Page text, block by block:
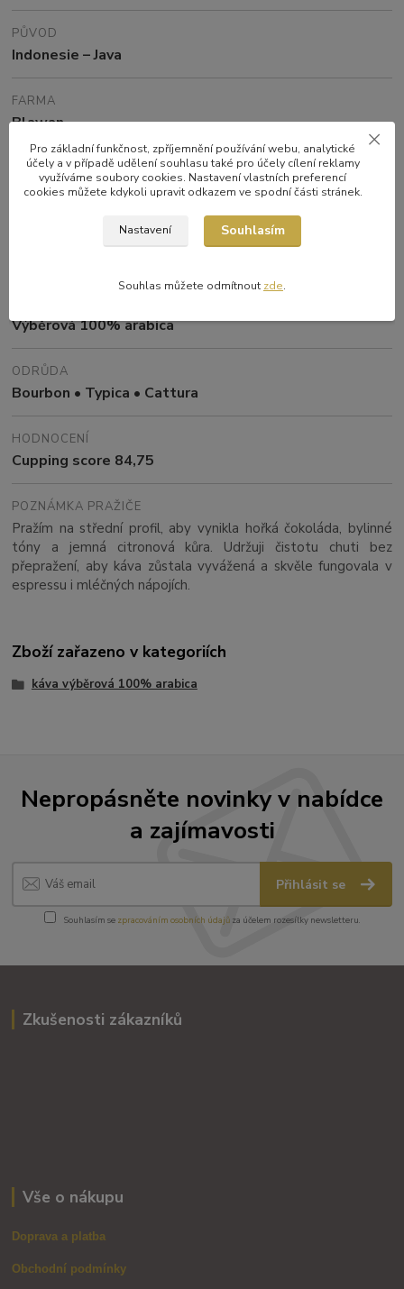
PŮVOD
Indonesie – Java
FARMA
Blawan
ZPRACOVÁNÍ
Washed
NADMOŘSKÁ VÝŠKA
Výběrová 100% arabica
ODRŮDA
Bourbon • Typica • Cattura
HODNOCENÍ
Cupping score 84,75
POZNÁMKA PRAŽIČE
Pražím na střední profil, aby vynikla hořká čokoláda, bylinné
tóny a jemná citronová kůra. Udržuji čistotu chuti bez
přepražení, aby káva zůstala vyvážená a skvěle fungovala v
espressu i mléčných nápojích.
Zboží zařazeno v kategoriích
káva výběrová 100% arabica
Nepropásněte novinky v nabídce
a zajímavosti
Přihlásit se
Souhlasím se zpracováním osobních údajůza účelem rozesílky newsletteru.
Zkušenosti zákazníků
Vše o nákupu
Doprava a platba
Obchodní podmínky
Pro základní funkčnost, zpříjemnění používání webu, analytické
účely a v případě udělení souhlasu také pro účely cílení reklamy
využíváme soubory cookies. Nastavení vlastních preferencí
cookies můžete kdykoli upravit odkazem ve spodní části stránek.
Nastavení Souhlasím
Souhlas můžete odmítnout zde.